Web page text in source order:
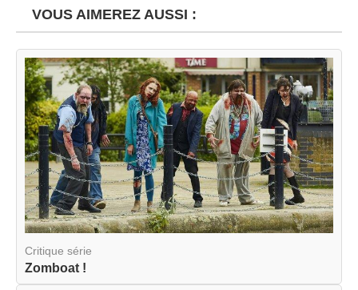
VOUS AIMEREZ AUSSI :
Critique série
Zomboat !